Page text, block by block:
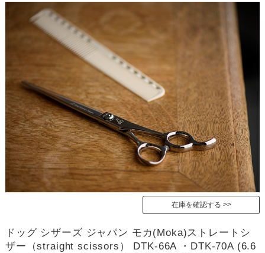
在庫を確認する
ドッグ シザーズ ジャパン モカ(Moka)ストレートシ
ザー（straight scissors） DTK-66A ・DTK-70A (6.6